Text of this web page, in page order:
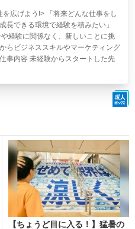
広げよう!> 「将来どんな仕事をし
長できる環境で経験を積みたい」
経験に関係なく、新しいことに挑
らビジネススキルやマーケティング
事内容 未経験からスタートした先
【ちょうど目に入る！】猛暑の